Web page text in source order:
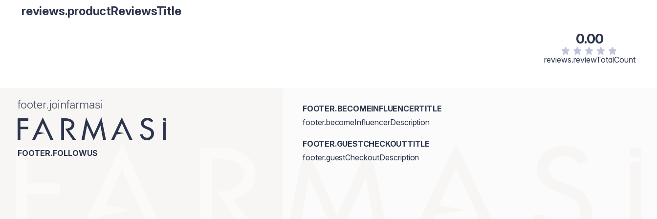
reviews.productReviewsTitle
0.00
reviews.reviewTotalCount
footer.joinfarmasi
FOOTER.FOLLOWUS
FOOTER.BECOMEINFLUENCERTITLE
footer.becomeInfluencerDescription
FOOTER.GUESTCHECKOUTTITLE
footer.guestCheckoutDescription